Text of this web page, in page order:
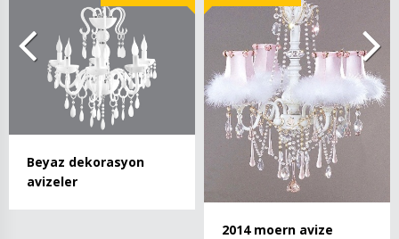
Beyaz dekorasyon
avizeler
2014 moern avize